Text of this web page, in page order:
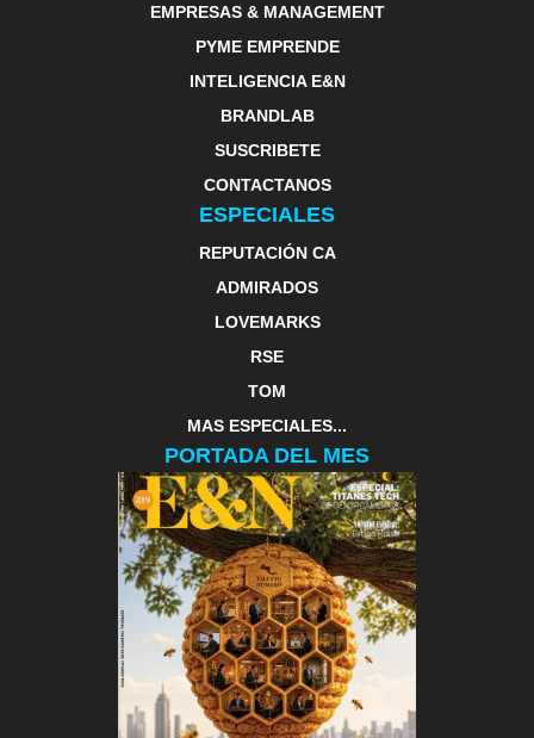
EMPRESAS & MANAGEMENT
PYME EMPRENDE
INTELIGENCIA E&N
BRANDLAB
SUSCRIBETE
CONTACTANOS
ESPECIALES
REPUTACIÓN CA
ADMIRADOS
LOVEMARKS
RSE
TOM
MAS ESPECIALES...
PORTADA DEL MES